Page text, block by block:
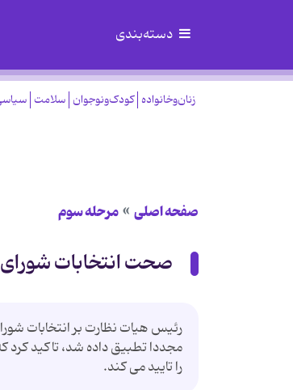
دسته‌بندی
زنان‌وخانواده کودک‌ونوجوان سلامت
صفحه اصلی مرحله سوم
صحت انتخابات
مجددا تطبیق داده شد، تاکید کرد
را تایید می کند.